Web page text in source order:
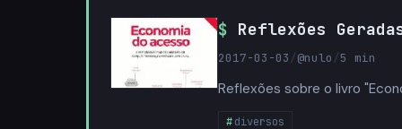
Reflexões
2017-03-03 /@nulo /5 min
Reflexões sobre o livro
diversos